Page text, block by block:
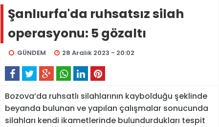
Şanlıurfa'da ruhsatsız silah
operasyonu: 5 gözaltı
GÜNDEM 28 Aralık 2023 - 20:02
Bozova’da ruhsatlı silahlarının kaybolduğu şeklinde
beyanda bulunan ve yapılan çalışmalar sonucunda
silahları kendi ikametlerinde bulundurdukları tespit